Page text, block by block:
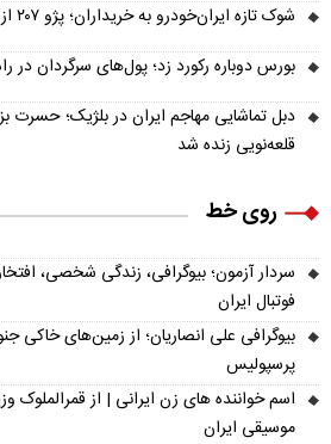
شوک تازه ایران‌خودرو به خریداران؛ پژو ۲۰۷ از مرز ۲ میلیارد تومان عبور کرد
بورس دوباره رکورد زد؛ پول‌های سرگردان در
دبل تماشایی مهاجم ایران در بلژیک؛ حسرت
قلعه‌نویی زنده شد
روی خط
سردار آزمون؛ بیوگرافی، زندگی شخصی،
فوتبال ایران
بیوگرافی علی انصاریان؛ از زمین‌های خاکی
پرسپولیس
اسم خواننده های زن ایرانی | از
موسیقی ایران